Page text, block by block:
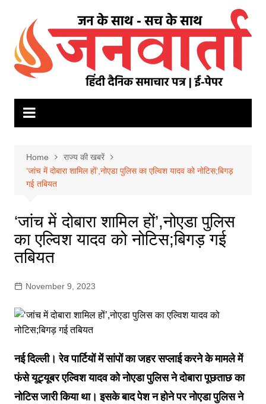
content
Home
राज्य की खबरें
‘जांच में दोबारा शामिल हों’,नोएडा पुलिस का एल्विश यादव को नोटिस;बिगड़
गई तबियत
‘जांच में दोबारा शामिल हों’,नोएडा पुलिस
का एल्विश यादव को नोटिस;बिगड़ गई
तबियत
November 9, 2023
नई दिल्ली। रेव पार्टियों में सांपों का जहर सप्लाई करने के मामले में
फंसे यूट्यूबर एल्विश यादव को नोएडा पुलिस ने दोबारा पूछताछ का
नोटिस जारी किया था। इसके बाद पेश न होने पर नोएडा पुलिस ने